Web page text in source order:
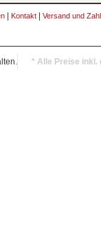
Kontakt Versand und
* Alle Preise inkl.